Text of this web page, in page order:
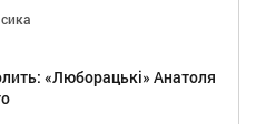
«Люборацькі» Анатоля